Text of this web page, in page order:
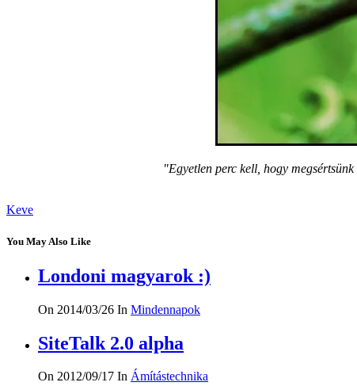
"Egyetlen perc kell, hogy
Keve
You May Also Like
Londoni magyarok :)
On 2014/03/26 In Mindennapok
SiteTalk 2.0 alpha
On 2012/09/17 In Ámítástechnika